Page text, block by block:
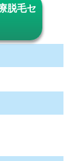
脱毛セ